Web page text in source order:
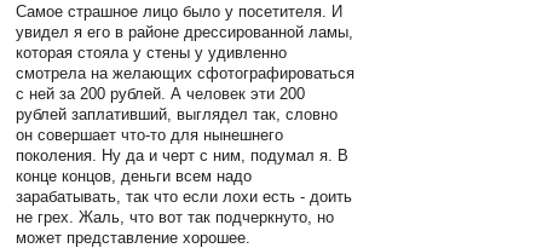
Самое страшное лицо было у посетителя. И
увидел я его в районе дрессированной ламы,
которая стояла у стены у удивленно
смотрела на желающих сфотографироваться
с ней за 200 рублей. А человек эти 200
рублей заплативший, выглядел так, словно
он совершает что-то для нынешнего
поколения. Ну да и черт с ним, подумал я. В
конце концов, деньги всем надо
зарабатывать, так что если лохи есть - доить
не грех. Жаль, что вот так подчеркнуто, но
может представление хорошее.